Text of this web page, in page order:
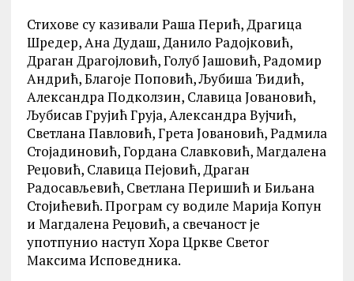
Стихове су казивали Раша Перић, Драгица
Шредер, Ана Дудаш, Данило Радојковић,
Драган Драгојловић, Голуб Јашовић, Радомир
Андрић, Благоје Поповић, Љубиша Ђидић,
Александра Подколзин, Славица Јовановић,
Љубисав Грујић Груја, Александра Вујчић,
Светлана Павловић, Грета Јовановић, Радмила
Стојадиновић, Гордана Славковић, Магдалена
Реџовић, Славица Пејовић, Драган
Радосављевић, Светлана Перишић и Биљана
Стојићевић. Програм су водиле Марија Копун
и Магдалена Реџовић, а свечаност је
употпунио наступ Хора Цркве Светог
Максима Исповедника.